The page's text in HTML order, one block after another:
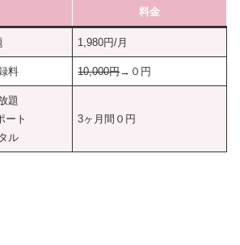
料金
1,980円/月
料 10,000円→０円
題
ート
ル
3ヶ月間０円